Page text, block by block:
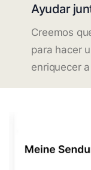
Ayudar
Creemos
para hacer
enriquecer